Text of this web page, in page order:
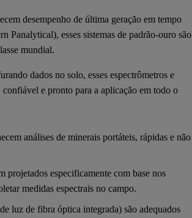
desempenho de última geração em tempo
Panalytical), esses sistemas de padrão-ouro são
mundial.
dados no solo, esses espectrômetros e
e pronto para a aplicação em todo o
análises de minerais portáteis, rápidas e não
projetados especificamente com base nos
medidas espectrais no campo.
luz de fibra óptica integrada) são adequados